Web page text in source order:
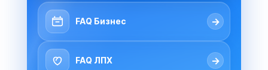
FAQ Бизнес →
FAQ ЛПХ →